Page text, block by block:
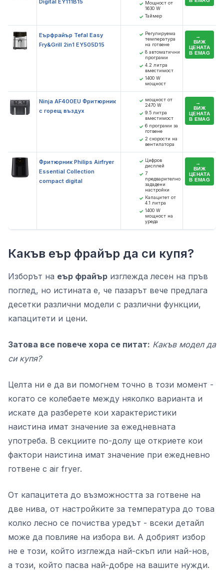
Digital EY111B15
✓ Мощност от
1630 W
✓ Таймер
Еърфрайър Tefal Easy
Fry&Grill 2in1 EY505D15
✓ Регулируема
температура
на готвене
✓ 8 автоматични
програми
✓ 4.2 литра
вместимост
✓ 1400 W
мощност
ВИЖ
ЦЕНАТА
В EMAG
Ninja AF400EU Фритюрник
с горещ въздух
✓ мощност от
2470 W
✓ 9.5 литра
вместимост
✓ 6 програми за
готвене
✓ 2 скорости на
вентилатора
ВИЖ
ЦЕНАТА
В EMAG
Фритюрник Philips Airfryer
Essential Collection
compact digital
✓ Цифров
дисплей
✓ 7
предварително
зададени
настройки
✓ Капацитет от
4.1 литра
✓ 1400 W
мощност на
уреда
ВИЖ
ЦЕНАТА
В EMAG
Какъв еър фрайър да си купя?
Изборът на еър фрайър изглежда лесен на пръв
поглед, но истината е, че пазарът вече предлага
десетки различни модели с различни функции,
капацитети и цени.
Затова все повече хора се питат: Какъв модел да
си купя?
Целта ни е да ви помогнем точно в този момент -
когато се колебаете между няколко варианта и
искате да разберете кои характеристики
наистина имат значение за ежедневната
употреба. В секциите по-долу ще откриете кои
фактори наистина имат значение при ежедневно
готвене с air fryer.
От капацитета до възможността за готвене на
две нива, от настройките за температура до това
колко лесно се почиства уредът - всеки детайл
може да повлияе на избора ви. А добрият избор
не е този, който изглежда най-скъп или най-нов,
а този, който пасва най-добре на вашите нужди.